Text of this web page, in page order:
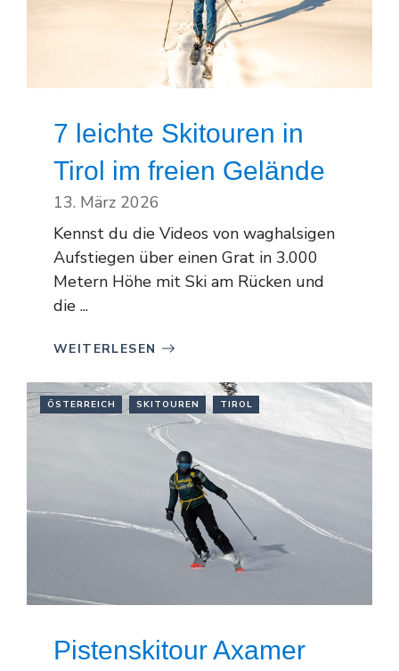
7 leichte Skitouren in
Tirol im freien Gelände
13. März 2026
Kennst du die Videos von waghalsigen
Aufstiegen über einen Grat in 3.000
Metern Höhe mit Ski am Rücken und
die ...
WEITERLESEN
ÖSTERREICH SKITOUREN TIROL
Pistenskitour Axamer